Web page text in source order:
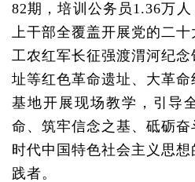
82期，培训公务员1.36万
上干部全覆盖开展党的二
工农红军长征强渡渭河纪
址等红色革命遗址、大革
基地开展现场教学，引导
命、筑牢信念之基、砥砺
时代中国特色社会主义思
践者。